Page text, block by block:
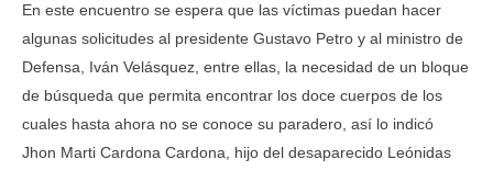
En este encuentro se espera que las víctimas puedan hacer
algunas solicitudes al presidente Gustavo Petro y al ministro de
Defensa, Iván Velásquez, entre ellas, la necesidad de un bloque
de búsqueda que permita encontrar los doce cuerpos de los
cuales hasta ahora no se conoce su paradero, así lo indicó
Jhon Marti Cardona Cardona, hijo del desaparecido Leónidas